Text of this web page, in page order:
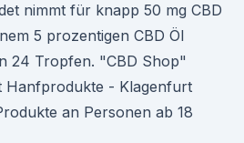
nimmt für knapp 50 mg CBD
5 prozentigen CBD Öl
24 Tropfen. "CBD Shop"
Hanfprodukte - Klagenfurt
an Personen ab 18